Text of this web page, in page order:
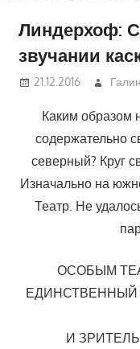
Линдерхоф:
звучании
21.12.2016
Каким образом
содержательно
северный? Круг
Изначально на
Театр. Не
ОСОБЫМ
И